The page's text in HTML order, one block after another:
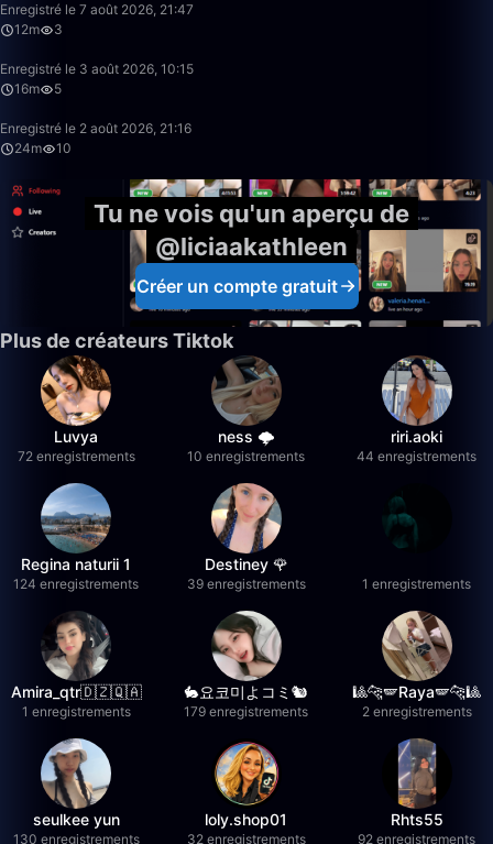
Enregistré le 7 août 2026, 21:47
12m
3
Enregistré le 3 août 2026, 10:15
16m
5
Enregistré le 2 août 2026, 21:16
24m
10
Tu ne vois qu'un aperçu de
@liciaakathleen
Créer un compte gratuit
Plus de créateurs Tiktok
Luvya
72 enregistrements
ness 🌩️
10 enregistrements
riri.aoki
44 enregistrements
Regina naturii 1
124 enregistrements
Destiney 🌹
39 enregistrements 1 enregistrements
Amira_qtr🇩🇿🇶🇦
1 enregistrements
🐇요코미よコミ🐿
179 enregistrements
🎱🐆🪽Raya🪽🐆🎱
2 enregistrements
seulkee yun
130 enregistrements
loly.shop01
32 enregistrements
Rhts55
92 enregistrements